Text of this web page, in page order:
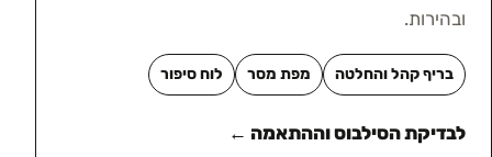
ובהירות.
בריף קהל והחלטה מפת מסר לוח סיפור
לבדיקת הסילבוס וההתאמה ←